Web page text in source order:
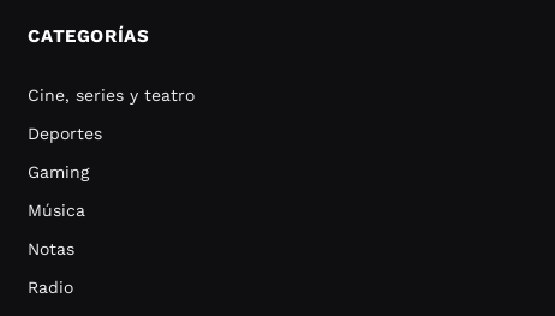
CATEGORÍAS
Cine, series y teatro
Deportes
Gaming
Música
Notas
Radio